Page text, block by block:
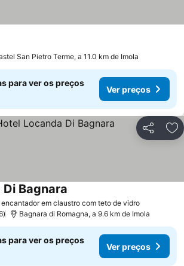
San Pietro Terme, a 11.0 km de Imola
para ver os preços
Ver preços
Partilhar
em claustro com teto de vidro
Bagnara
Bagnara di Romagna, a 9.6 km de Imola
para ver os preços
Ver preços